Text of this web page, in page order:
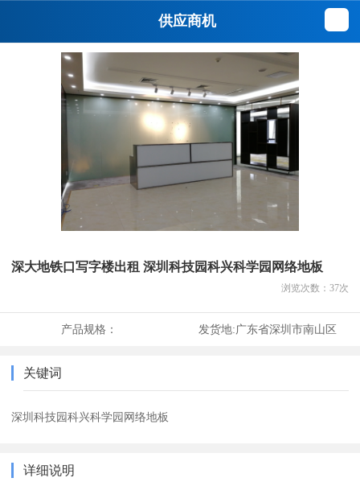
供应商机
深大地铁口写字楼出租 深圳科技园科兴科学园网络地板
浏览次数： 37次
产品规格： 发货地:广东省深圳市南山区
关键词
深圳科技园科兴科学园网络地板
详细说明